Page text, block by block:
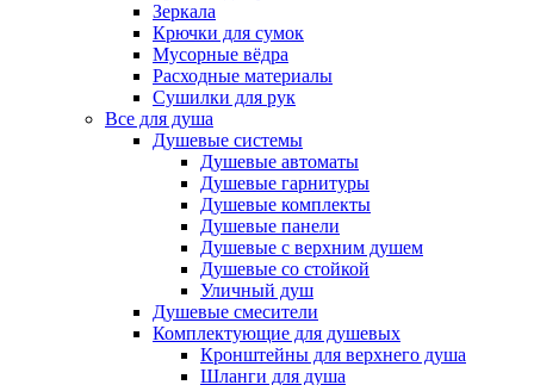
Зеркала
Крючки для сумок
Мусорные вёдра
Расходные материалы
Сушилки для рук
Все для душа
Душевые системы
Душевые автоматы
Душевые гарнитуры
Душевые комплекты
Душевые панели
Душевые с верхним душем
Душевые со стойкой
Уличный душ
Душевые смесители
Комплектующие для душевых
Кронштейны для верхнего душа
Шланги для душа